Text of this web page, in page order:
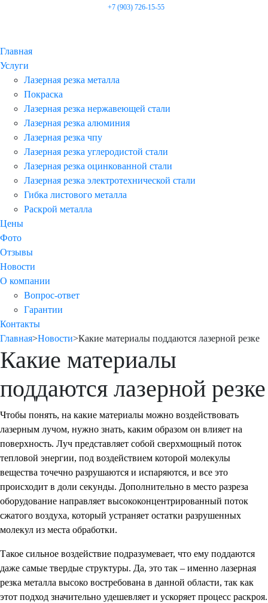
+7 (903) 726-15-55
Главная
Услуги
Лазерная резка металла
Покраска
Лазерная резка нержавеющей стали
Лазерная резка алюминия
Лазерная резка чпу
Лазерная резка углеродистой стали
Лазерная резка оцинкованной стали
Лазерная резка электротехнической стали
Гибка листового металла
Раскрой металла
Цены
Фото
Отзывы
Новости
О компании
Вопрос-ответ
Гарантии
Контакты
Главная>Новости>Какие материалы поддаются лазерной резке
Какие материалы
поддаются лазерной резке
Чтобы понять, на какие материалы можно воздействовать
лазерным лучом, нужно знать, каким образом он влияет на
поверхность. Луч представляет собой сверхмощный поток
тепловой энергии, под воздействием которой молекулы
вещества точечно разрушаются и испаряются, и все это
происходит в доли секунды. Дополнительно в место разреза
оборудование направляет высококонцентрированный поток
сжатого воздуха, который устраняет остатки разрушенных
молекул из места обработки.
Такое сильное воздействие подразумевает, что ему поддаются
даже самые твердые структуры. Да, это так – именно лазерная
резка металла высоко востребована в данной области, так как
этот подход значительно удешевляет и ускоряет процесс раскроя.